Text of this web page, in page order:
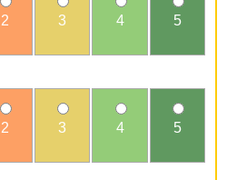
2 3 4 5
2 3 4 5